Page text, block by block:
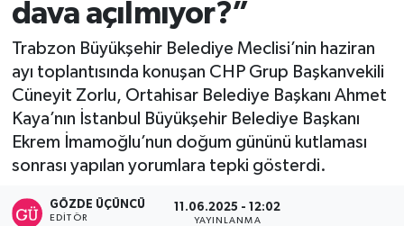
dava açılmıyor?”
Trabzon Büyükşehir Belediye Meclisi’nin haziran
ayı toplantısında konuşan CHP Grup Başkanvekili
Cüneyit Zorlu, Ortahisar Belediye Başkanı Ahmet
Kaya’nın İstanbul Büyükşehir Belediye Başkanı
Ekrem İmamoğlu’nun doğum gününü kutlaması
sonrası yapılan yorumlara tepki gösterdi.
GÖZDE ÜÇÜNCÜ
EDITÖR
11.06.2025 - 12:02
YAYINLANMA
Yaşam